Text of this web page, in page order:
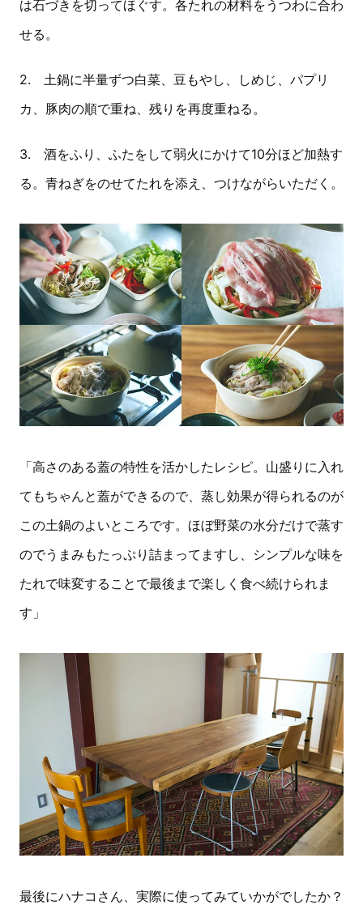
は石づきを切ってほぐす。各たれの材料をうつわに合わ
せる。
2. 土鍋に半量ずつ白菜、豆もやし、しめじ、パプリ
カ、豚肉の順で重ね、残りを再度重ねる。
3. 酒をふり、ふたをして弱火にかけて10分ほど加熱す
る。青ねぎをのせてたれを添え、つけながらいただく。
「高さのある蓋の特性を活かしたレシピ。山盛りに入れ
てもちゃんと蓋ができるので、蒸し効果が得られるのが
この土鍋のよいところです。ほぼ野菜の水分だけで蒸す
のでうまみもたっぷり詰まってますし、シンプルな味を
たれで味変することで最後まで楽しく食べ続けられま
す」
最後にハナコさん、実際に使ってみていかがでしたか？